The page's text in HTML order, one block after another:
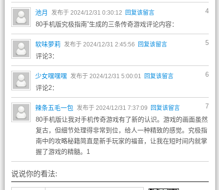
4
池月 发布于 2024/12/31 0:30:12 回复该留言
80手机版究极指南”生成的三条传奇游戏评论内容：
5
软味萝莉 发布于 2024/12/31 2:45:56 回复该留言
评论3：
6
少女嘿嘿嘿 发布于 2024/12/31 5:00:01 回复该留言
评论2：
7
辣条五毛一包 发布于 2024/12/31 7:37:09 回复该留言
80手机版让我对手机传奇游戏有了新的认识。游戏的画面虽然
复古，但细节处理得非常到位，给人一种精致的感觉。究极指
南中的攻略秘籍简直是新手玩家的福音，让我在短时间内就掌
握了游戏的精髓。1
说说你的看法: